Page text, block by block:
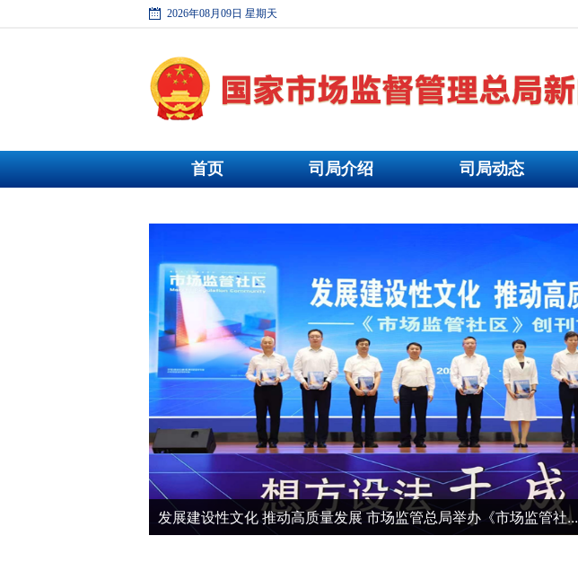
2026年08月09日 星期天
首页 司局介绍 司局动态
发展建设性文化 推动高质量发展 市场监管总局举办《市场监管社...